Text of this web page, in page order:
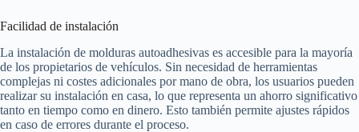
Facilidad de instalación
La instalación de molduras autoadhesivas es accesible para la mayoría
de los propietarios de vehículos. Sin necesidad de herramientas
complejas ni costes adicionales por mano de obra, los usuarios pueden
realizar su instalación en casa, lo que representa un ahorro significativo
tanto en tiempo como en dinero. Esto también permite ajustes rápidos
en caso de errores durante el proceso.